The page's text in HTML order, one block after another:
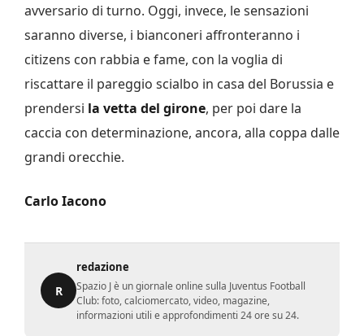
avversario di turno. Oggi, invece, le sensazioni
saranno diverse, i bianconeri affronteranno i
citizens con rabbia e fame, con la voglia di
riscattare il pareggio scialbo in casa del Borussia e
prendersi la vetta del girone, per poi dare la
caccia con determinazione, ancora, alla coppa dalle
grandi orecchie.
Carlo Iacono
R
redazione
Spazio J è un giornale online sulla Juventus Football
Club: foto, calciomercato, video, magazine,
informazioni utili e approfondimenti 24 ore su 24.